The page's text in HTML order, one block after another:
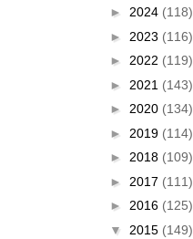
► 2024 (118)
► 2023 (116)
► 2022 (119)
► 2021 (143)
► 2020 (134)
► 2019 (114)
► 2018 (109)
► 2017 (111)
► 2016 (125)
▼ 2015 (149)